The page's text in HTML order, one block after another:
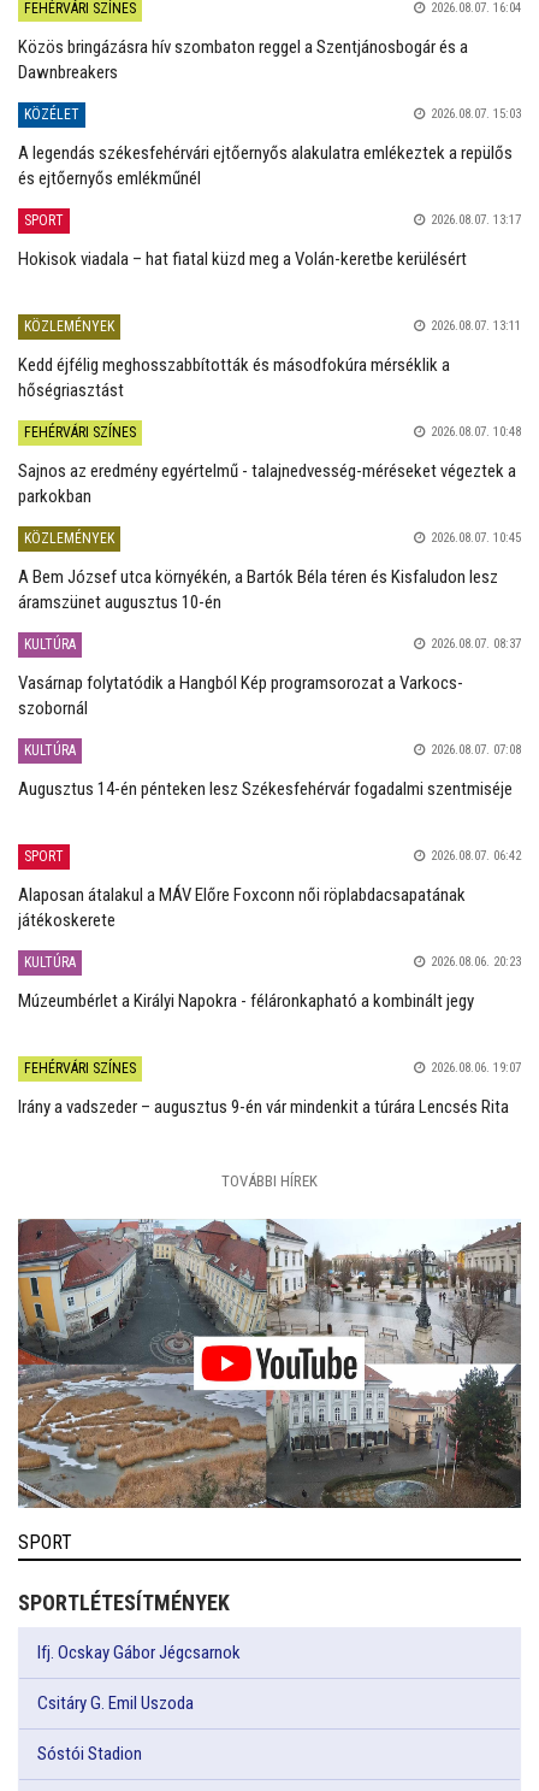
FEHÉRVÁRI SZÍNES 2026.08.07. 16:04
Közös bringázásra hív szombaton reggel a Szentjánosbogár és a
Dawnbreakers
KÖZÉLET 2026.08.07. 15:03
A legendás székesfehérvári ejtőernyős alakulatra emlékeztek a repülős
és ejtőernyős emlékműnél
SPORT 2026.08.07. 13:17
Hokisok viadala – hat fiatal küzd meg a Volán-keretbe kerülésért
KÖZLEMÉNYEK 2026.08.07. 13:11
Kedd éjfélig meghosszabbították és másodfokúra mérséklik a
hőségriasztást
FEHÉRVÁRI SZÍNES 2026.08.07. 10:48
Sajnos az eredmény egyértelmű - talajnedvesség-méréseket végeztek a
parkokban
KÖZLEMÉNYEK 2026.08.07. 10:45
A Bem József utca környékén, a Bartók Béla téren és Kisfaludon lesz
áramszünet augusztus 10-én
KULTÚRA 2026.08.07. 08:37
Vasárnap folytatódik a Hangból Kép programsorozat a Varkocs-
szobornál
KULTÚRA 2026.08.07. 07:08
Augusztus 14-én pénteken lesz Székesfehérvár fogadalmi szentmiséje
SPORT 2026.08.07. 06:42
Alaposan átalakul a MÁV Előre Foxconn női röplabdacsapatának
játékoskerete
KULTÚRA 2026.08.06. 20:23
Múzeumbérlet a Királyi Napokra - féláronkapható a kombinált jegy
FEHÉRVÁRI SZÍNES 2026.08.06. 19:07
Irány a vadszeder – augusztus 9-én vár mindenkit a túrára Lencsés Rita
TOVÁBBI HÍREK
SPORT
SPORTLÉTESÍTMÉNYEK
Ifj. Ocskay Gábor Jégcsarnok
Csitáry G. Emil Uszoda
Sóstói Stadion